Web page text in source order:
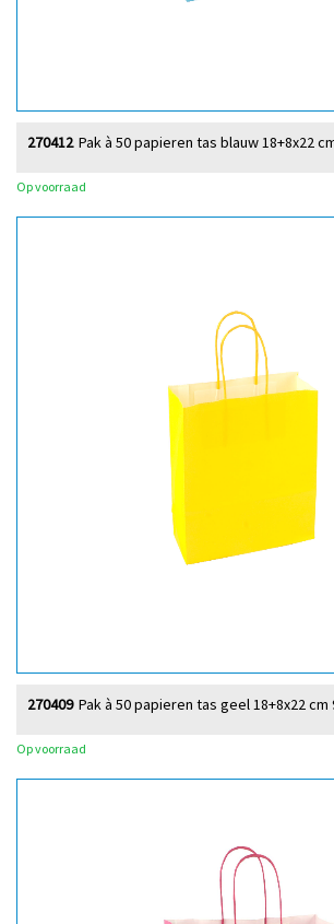
Pak à 50 papieren tas blauw 18+8x22
270412
Op voorraad
Pak à 50 papieren tas geel 18+8x22 cm
270409
Op voorraad